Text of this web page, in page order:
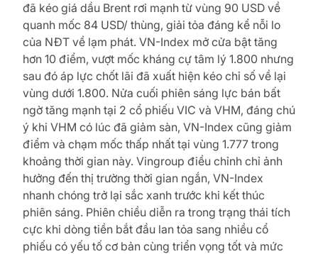
đã kéo giá dầu Brent rơi mạnh từ vùng 90 USD về
quanh mốc 84 USD/ thùng, giải tỏa đáng kể nỗi lo
của NĐT về lạm phát. VN-Index mở cửa bật tăng
hơn 10 điểm, vượt mốc kháng cự tâm lý 1.800 nhưng
sau đó áp lực chốt lãi đã xuất hiện kéo chỉ số về lại
vùng dưới 1.800. Nửa cuối phiên sáng lực bán bất
ngờ tăng mạnh tại 2 cổ phiếu VIC và VHM, đáng chú
ý khi VHM có lúc đã giảm sàn, VN-Index cũng giảm
điểm và chạm mốc thấp nhất tại vùng 1.777 trong
khoảng thời gian này. Vingroup điều chỉnh chỉ ảnh
hưởng đến thị trường thời gian ngắn, VN-Index
nhanh chóng trở lại sắc xanh trước khi kết thúc
phiên sáng. Phiên chiều diễn ra trong trạng thái tích
cực khi dòng tiền bắt đầu lan tỏa sang nhiều cổ
phiếu có yếu tố cơ bản cùng triển vọng tốt và mức